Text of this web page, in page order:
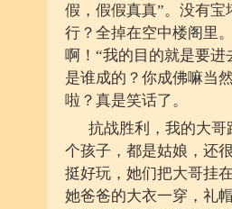
假，假假真真”。没有
行？全掉在空中楼阁里
啊！“我的目的就是要
是谁成的？你成佛嘛当
啦？真是笑话了。
抗战胜利，我的大
个孩子，都是姑娘，还
挺好玩，她们把大哥挂
她爸爸的大衣一穿，礼